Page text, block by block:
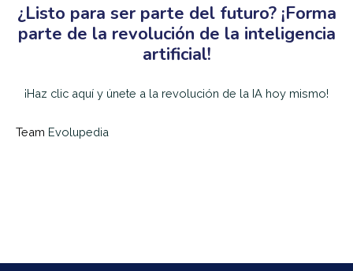
¿Listo para ser parte del futuro? ¡Forma
parte de la revolución de la inteligencia
artificial!
¡Haz clic aquí y únete a la revolución de la IA hoy mismo!
Team Evolupedia